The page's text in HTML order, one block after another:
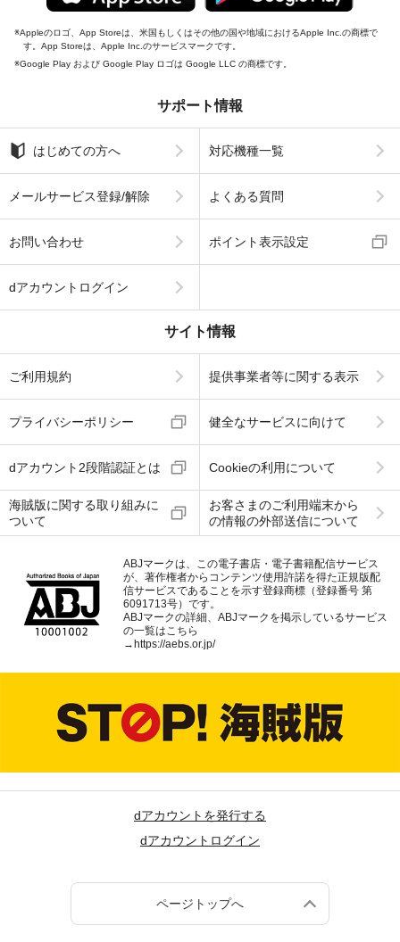
Appleのロゴ、App Storeは、米国もしくはその他の国や地域におけるApple Inc.の商標で
す。App Storeは、Apple Inc.のサービスマークです。
Google Play および Google Play ロゴは Google LLC の商標です。
サポート情報
はじめての方へ 対応機種一覧
メールサービス登録/解除 よくある質問
お問い合わせ ポイント表示設定
dアカウントログイン
サイト情報
ご利用規約 提供事業者等に関する表示
プライバシーポリシー 健全なサービスに向けて
dアカウント2段階認証とは Cookieの利用について
海賊版に関する取り組みに
ついて
お客さまのご利用端末から
の情報の外部送信について
ABJマークは、この電子書店・電子書籍配信サービス
が、著作権者からコンテンツ使用許諾を得た正規版配
信サービスであることを示す登録商標（登録番号 第
6091713号）です。
ABJマークの詳細、ABJマークを掲示しているサービス
の一覧はこちら
→ https://aebs.or.jp/
dアカウントを発行する
dアカウントログイン
ページトップへ